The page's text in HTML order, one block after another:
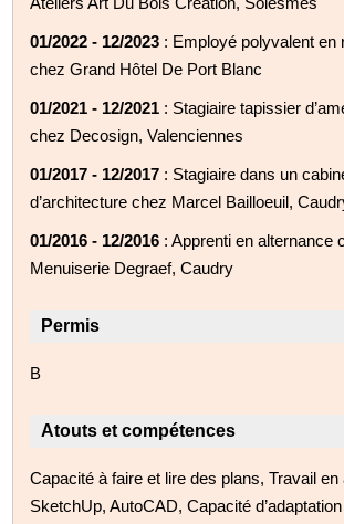
01/2022 - 12/2023 : Employé polyvalent en
chez Grand Hôtel De Port Blanc
01/2021 - 12/2021 : Stagiaire tapissier
chez Decosign, Valenciennes
01/2017 - 12/2017 : Stagiaire dans un
d’architecture chez Marcel Bailloeuil,
01/2016 - 12/2016 : Apprenti en alternance
Menuiserie Degraef, Caudry
Permis
B
Atouts et compétences
Capacité à faire et lire des plans, Travail en
SketchUp, AutoCAD, Capacité d’adaptation